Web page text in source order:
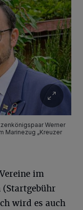
Werner
Marinezug „Kreuzer
im
(Startgebühr
wird es auch